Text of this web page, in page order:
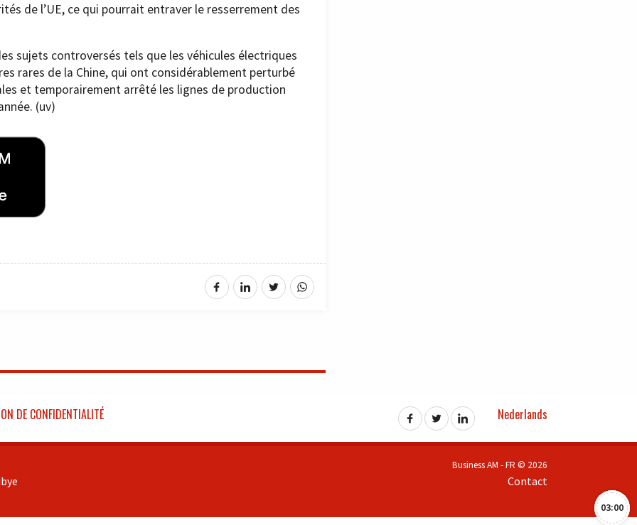
de l’UE, ce qui pourrait entraver le resserrement des
sujets controversés tels que les véhicules électriques
rares de la Chine, qui ont considérablement perturbé
et temporairement arrêté les lignes de production
(uv)
03:00
DE CONFIDENTIALITÉ Nederlands
Business AM - FR © 2026
Contact